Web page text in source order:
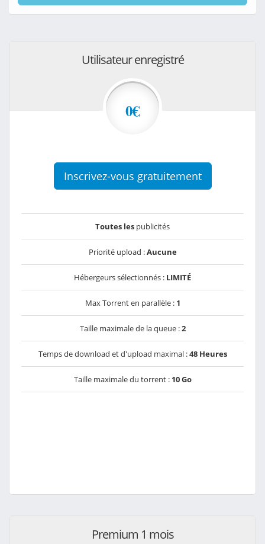
Utilisateur enregistré
0€
Inscrivez-vous gratuitement
Toutes les publicités
Priorité upload :Aucune
Hébergeurs sélectionnés : LIMITÉ
Max Torrent en parallèle : 1
Taille maximale de la queue :2
Temps de download et d'upload maximal :48 Heures
Taille maximale du torrent : 10 Go
Premium 1 mois